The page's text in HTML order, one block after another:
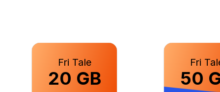
Fri Tale
20 GB
Fri
50